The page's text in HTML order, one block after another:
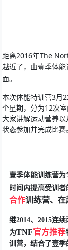
距离2016年The
越近了，由壹季体
面。
本次体能特训营3月
个星期，分为12次
大家讲解运动营养
状态参加并完成比赛。
壹季体能训练营
时间内提高受训
合作训练营、 在
继2014、2015连
为TNF官方推荐
训营，结合了壹